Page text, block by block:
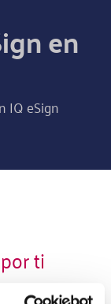
en
IQ eSign
ti